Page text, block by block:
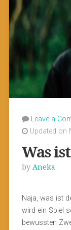
Leave a
Updated on
Was
by Aneka
Naja, was ist
wird ein Spiel
bewussten